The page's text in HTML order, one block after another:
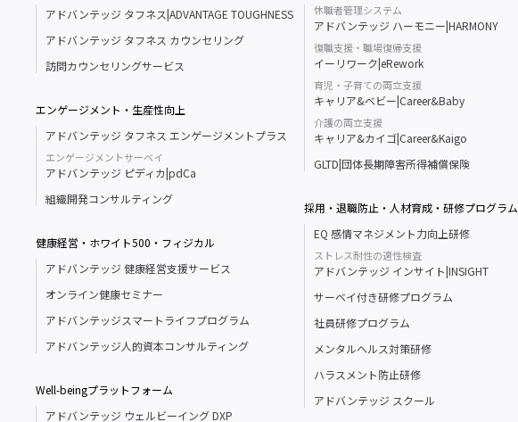
アドバンテッジ タフネス|ADVANTAGE TOUGHNESS
アドバンテッジ タフネス カウンセリング
訪問カウンセリングサービス
エンゲージメント・生産性向上
アドバンテッジ タフネス エンゲージメントプラス
エンゲージメントサーベイ
アドバンテッジ ピディカ|pdCa
組織開発コンサルティング
健康経営・ホワイト500・フィジカル
アドバンテッジ 健康経営支援サービス
オンライン健康セミナー
アドバンテッジスマートライフプログラム
アドバンテッジ人的資本コンサルティング
Well-beingプラットフォーム
アドバンテッジ ウェルビーイング DXP
休職者管理システム
アドバンテッジ ハーモニー|HARMONY
復職支援・職場復帰支援
イーリワーク|eRework
育児・子育ての両立支援
キャリア&ベビー|Career&Baby
介護の両立支援
キャリア&カイゴ|Career&Kaigo
GLTD|団体長期障害所得補償保険
採用・退職防止・人材育成・研修プログラム
EQ 感情マネジメント力向上研修
ストレス耐性の適性検査
アドバンテッジ インサイト|INSIGHT
サーベイ付き研修プログラム
社員研修プログラム
メンタルヘルス対策研修
ハラスメント防止研修
アドバンテッジ スクール